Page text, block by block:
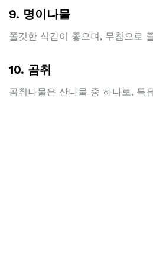
9. 명이나물
쫄깃한 식감이 좋으며, 무침으로
10. 곰취
곰취나물은 산나물 중 하나로, 특